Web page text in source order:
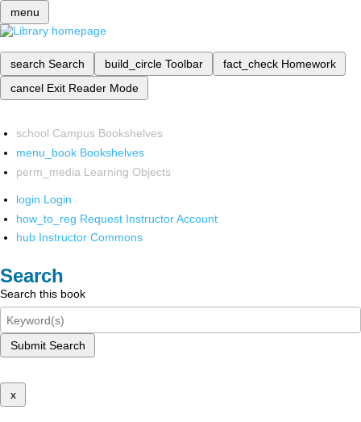
menu
search Search build_circle Toolbar fact_check Homework
cancel Exit Reader Mode
school Campus Bookshelves
menu_book Bookshelves
perm_media Learning Objects
login Login
how_to_reg Request Instructor Account
hub Instructor Commons
Search
Search this book
Submit Search
x